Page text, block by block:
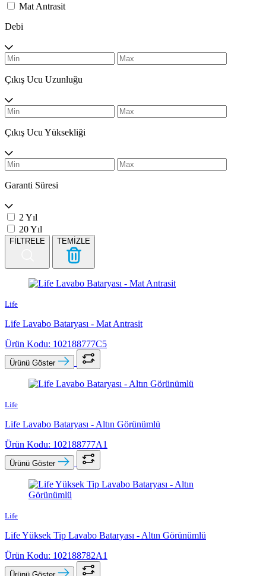
Mat Antrasit
Debi
Çıkış Ucu Uzunluğu
Çıkış Ucu Yüksekliği
Garanti Süresi
2 Yıl
20 Yıl
FİLTRELE TEMİZLE
Life
Life Lavabo Bataryası - Mat Antrasit
Ürün Kodu: 102188777C5
Ürünü Göster
Life
Life Lavabo Bataryası - Altın Görünümlü
Ürün Kodu: 102188777A1
Ürünü Göster
Life
Life Yüksek Tip Lavabo Bataryası - Altın Görünümlü
Ürün Kodu: 102188782A1